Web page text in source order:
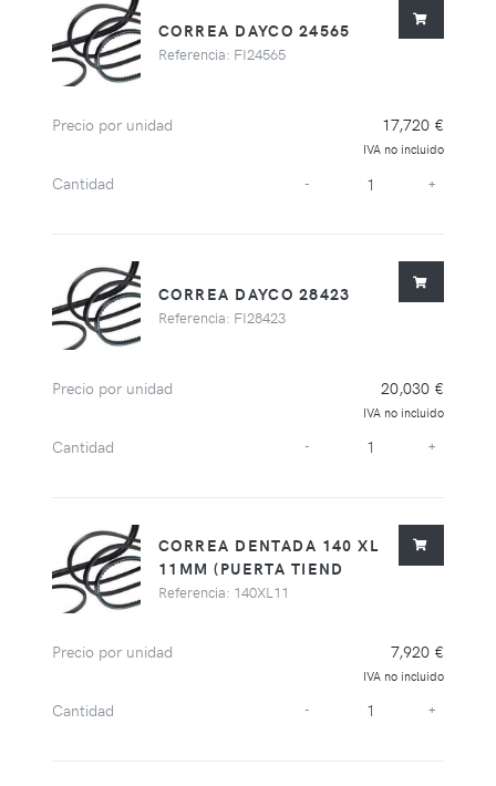
CORREA DAYCO 24565
Referencia: FI24565
Precio por unidad 17,720 €
IVA no incluido
Cantidad - +
CORREA DAYCO 28423
Referencia: FI28423
Precio por unidad 20,030 €
IVA no incluido
Cantidad - +
CORREA DENTADA 140 XL
11MM (PUERTA TIEND
Referencia: 140XL11
Precio por unidad 7,920 €
IVA no incluido
Cantidad - +